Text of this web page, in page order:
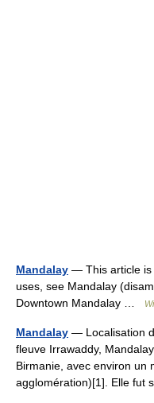
Mandalay — This article is
uses, see Mandalay
Downtown Mandalay …
Mandalay — Localisation
fleuve Irrawaddy,
Birmanie, avec environ un
agglomération)[1]. Elle